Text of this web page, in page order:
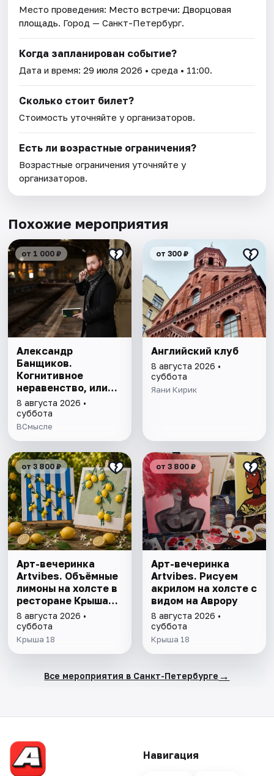
Место проведения: Место встречи: Дворцовая
площадь. Город — Санкт-Петербург.
Когда запланирован событие?
Дата и время:29 июля 2026 • среда • 11:00.
Сколько стоит билет?
Стоимость уточняйте у организаторов.
Есть ли возрастные ограничения?
Возрастные ограничения уточняйте у
организаторов.
Похожие мероприятия
от 1 000 ₽
Александр
Банщиков.
Когнитивное
неравенство, или
почему умные
умнеют, а глупые
глупеют
8 августа 2026 •
суббота
ВСмысле
от 300 ₽
Английский клуб
8 августа 2026 •
суббота
Яани Кирик
от 3 800 ₽
Арт-вечеринка
Artvibes. Объёмные
лимоны на холсте в
ресторане Крыша
18
8 августа 2026 •
суббота
Крыша 18
от 3 800 ₽
Арт-вечеринка
Artvibes. Рисуем
акрилом на холсте с
видом на Аврору
8 августа 2026 •
суббота
Крыша 18
Все мероприятия в Санкт-Петербурге →
Навигация